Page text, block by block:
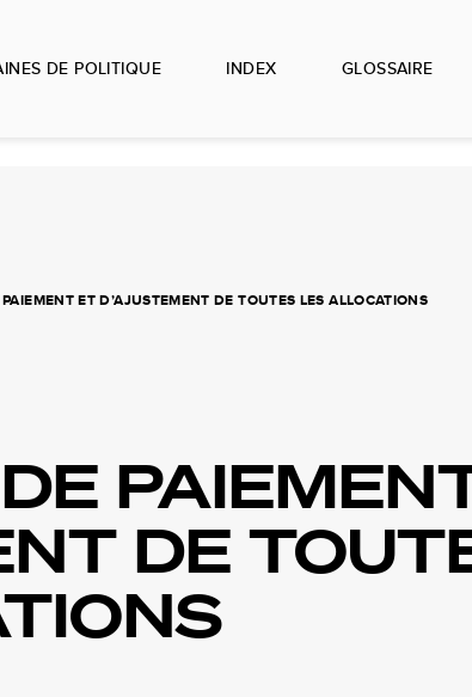
DE POLITIQUE INDEX GLOSSAIRE
ET D’AJUSTEMENT DE TOUTES LES ALLOCATIONS
DE